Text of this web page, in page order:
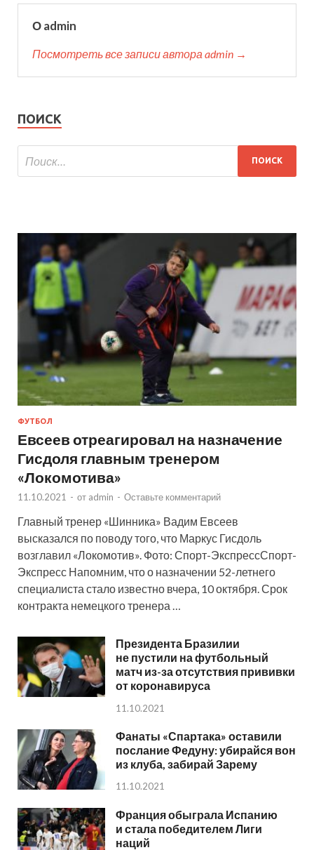
О admin
Посмотреть все записи автора admin →
ПОИСК
ФУТБОЛ
Евсеев отреагировал на назначение
Гисдоля главным тренером
«Локомотива»
11.10.2021 - от admin - Оставьте комментарий
Главный тренер «Шинника» Вадим Евсеев
высказался по поводу того, что Маркус Гисдоль
возглавил «Локомотив». Фото: Спорт-ЭкспрессСпорт-
Экспресс Напомним, что о назначении 52-летнего
специалиста стало известно вчера, 10 октября. Срок
контракта немецкого тренера …
Президента Бразилии
не пустили на футбольный
матч из-за отсутствия прививки
от коронавируса
11.10.2021
Фанаты «Спартака» оставили
послание Федуну: убирайся вон
из клуба, забирай Зарему
11.10.2021
Франция обыграла Испанию
и стала победителем Лиги
наций